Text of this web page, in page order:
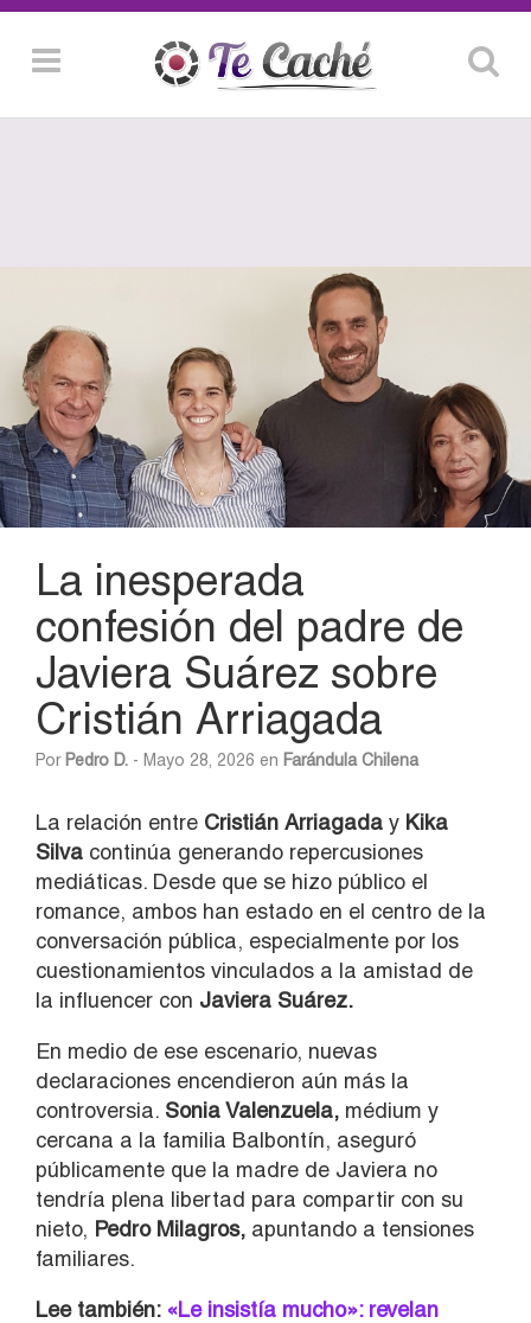
La inesperada
confesión del padre de
Javiera Suárez sobre
Cristián Arriagada
Por Pedro D. - Mayo 28, 2026 en Farándula Chilena
La relación entre Cristián Arriagada y Kika
Silva continúa generando repercusiones
mediáticas. Desde que se hizo público el
romance, ambos han estado en el centro de la
conversación pública, especialmente por los
cuestionamientos vinculados a la amistad de
la influencer con Javiera Suárez.
En medio de ese escenario, nuevas
declaraciones encendieron aún más la
controversia. Sonia Valenzuela, médium y
cercana a la familia Balbontín, aseguró
públicamente que la madre de Javiera no
tendría plena libertad para compartir con su
nieto, Pedro Milagros, apuntando a tensiones
familiares.
Lee también:«Le insistía mucho»: revelan